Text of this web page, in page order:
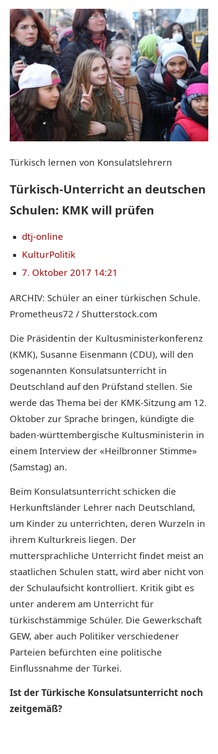
Türkisch lernen von Konsulatslehrern
Türkisch-Unterricht an deutschen
Schulen: KMK will prüfen
dtj-online
KulturPolitik
7. Oktober 2017 14:21
ARCHIV: Schüler an einer türkischen Schule.
Prometheus72 / Shutterstock.com
Die Präsidentin der Kultusministerkonferenz
(KMK), Susanne Eisenmann (CDU), will den
sogenannten Konsulatsunterricht in
Deutschland auf den Prüfstand stellen. Sie
werde das Thema bei der KMK-Sitzung am 12.
Oktober zur Sprache bringen, kündigte die
baden-württembergische Kultusministerin in
einem Interview der «Heilbronner Stimme»
(Samstag) an.
Beim Konsulatsunterricht schicken die
Herkunftsländer Lehrer nach Deutschland,
um Kinder zu unterrichten, deren Wurzeln in
ihrem Kulturkreis liegen. Der
muttersprachliche Unterricht findet meist an
staatlichen Schulen statt, wird aber nicht von
der Schulaufsicht kontrolliert. Kritik gibt es
unter anderem am Unterricht für
türkischstämmige Schüler. Die Gewerkschaft
GEW, aber auch Politiker verschiedener
Parteien befürchten eine politische
Einflussnahme der Türkei.
Ist der Türkische Konsulatsunterricht noch
zeitgemäß?